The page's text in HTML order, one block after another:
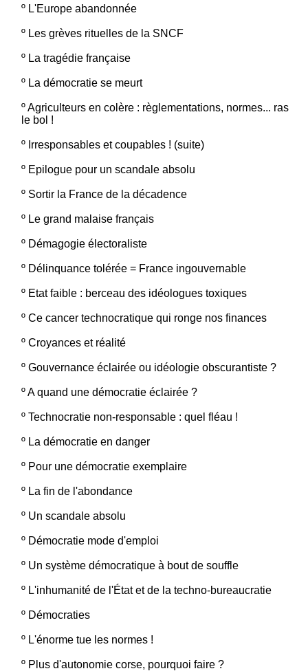
º L'Europe abandonnée
º Les grèves rituelles de la SNCF
º La tragédie française
º La démocratie se meurt
ºAgriculteurs en colère : règlementations, normes... ras
le bol !
º Irresponsables et coupables ! (suite)
º Epilogue pour un scandale absolu
º Sortir la France de la décadence
º Le grand malaise français
º Démagogie électoraliste
º Délinquance tolérée = France ingouvernable
º Etat faible : berceau des idéologues toxiques
º Ce cancer technocratique qui ronge nos finances
º Croyances et réalité
º Gouvernance éclairée ou idéologie obscurantiste ?
ºA quand une démocratie éclairée ?
º Technocratie non-responsable : quel fléau !
º La démocratie en danger
º Pour une démocratie exemplaire
º La fin de l'abondance
º Un scandale absolu
º Démocratie mode d'emploi
º Un système démocratique à bout de souffle
º L'inhumanité de l'État et de la techno-bureaucratie
º Démocraties
º L'énorme tue les normes !
º Plus d'autonomie corse, pourquoi faire ?